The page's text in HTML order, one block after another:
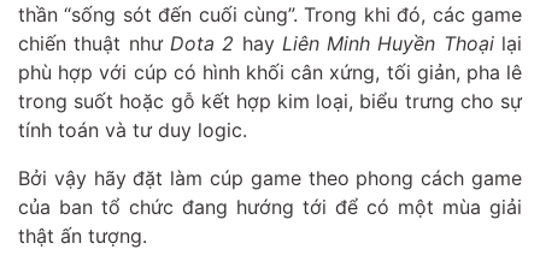
thần “sống sót đến cuối cùng”. Trong khi đó, các game
chiến thuật như Dota 2 hay Liên Minh Huyền Thoạilại
phù hợp với cúp có hình khối cân xứng, tối giản, pha lê
trong suốt hoặc gỗ kết hợp kim loại, biểu trưng cho sự
tính toán và tư duy logic.
Bởi vậy hãy đặt làm cúp game theo phong cách game
của ban tổ chức đang hướng tới để có một mùa giải
thật ấn tượng.